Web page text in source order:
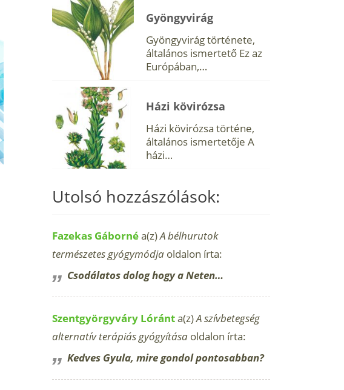
Gyöngyvirág
Gyöngyvirág története,
általános ismertető Ez az
Európában,…
Házi kövirózsa
Házi kövirózsa történe,
általános ismertetője A
házi…
Utolsó hozzászólások:
Fazekas Gábornéa(z)A bélhurutok
természetes gyógymódja oldalon írta:
Csodálatos dolog hogy a Neten…
Szentgyörgyváry Lóránta(z)A szívbetegség
alternatív terápiás gyógyítása oldalon írta:
Kedves Gyula, mire gondol pontosabban?